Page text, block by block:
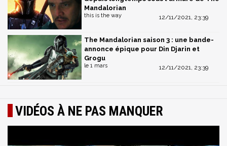
Mandalorian
12/11/2021, 23:39
this is the way
The Mandalorian saison 3 : une bande-
annonce épique pour Din Djarin et
Grogu
12/11/2021, 23:39
le 1 mars
VIDÉOS À NE PAS MANQUER